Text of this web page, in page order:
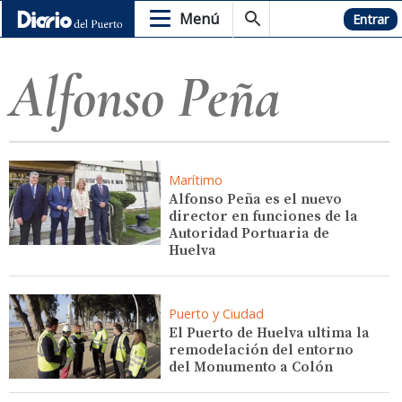
Menú Hemeroteca Entrar
Alfonso Peña
Marítimo
Alfonso Peña es el nuevo
director en funciones de la
Autoridad Portuaria de
Huelva
Puerto y Ciudad
El Puerto de Huelva ultima la
remodelación del entorno
del Monumento a Colón